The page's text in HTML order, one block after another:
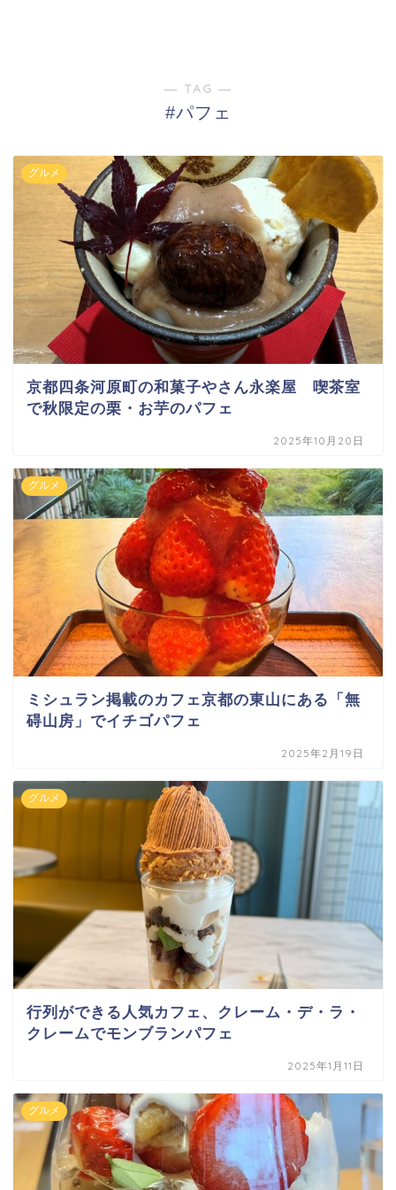
― TAG ―
#パフェ
グルメ
京都四条河原町の和菓子やさん永楽屋 喫茶室
で秋限定の栗・お芋のパフェ
2025年10月20日
グルメ
ミシュラン掲載のカフェ京都の東山にある「無
碍山房」でイチゴパフェ
2025年2月19日
グルメ
行列ができる人気カフェ、クレーム・デ・ラ・
クレームでモンブランパフェ
2025年1月11日
グルメ